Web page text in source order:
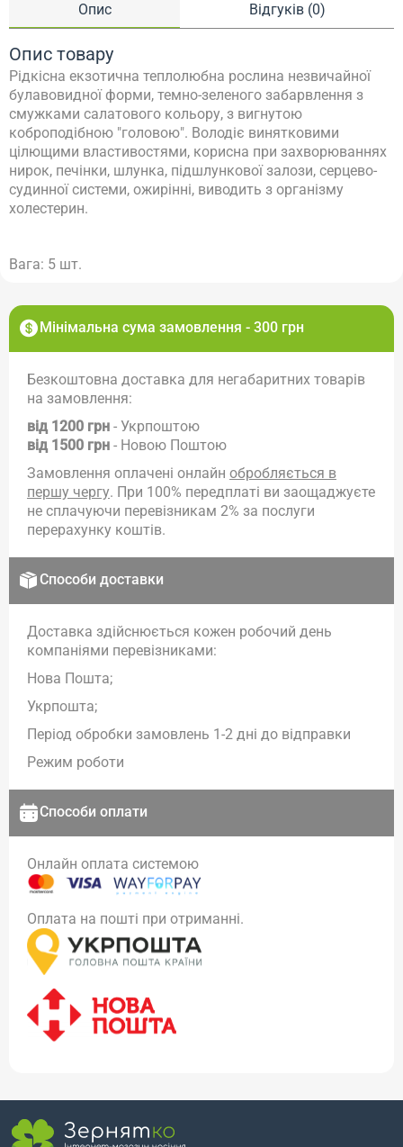
Мінімальна сума замовлення - 300 грн
Безкоштовна доставка для негабаритних товарів
на замовлення:
від 1200 грн - Укрпоштою
від 1500 грн - Новою Поштою
Замовлення оплачені онлайн обробляється в
першу чергу. При 100% передплаті ви заощаджуєте
не сплачуючи перевізникам 2% за послуги
перерахунку коштів.
Способи доставки
Доставка здійснюється кожен робочий день
компаніями перевізниками:
Нова Пошта;
Укрпошта;
Період обробки замовлень 1-2 дні до відправки
Режим роботи
Способи оплати
Онлайн оплата системою
Оплата на пошті при отриманні.
Опис Відгуків (0)
Опис товару
Рідкісна екзотична теплолюбна рослина незвичайної
булавовидної форми, темно-зеленого забарвлення з
смужками салатового кольору, з вигнутою
коброподібною "головою". Володіє винятковими
цілющими властивостями, корисна при захворюваннях
нирок, печінки, шлунка, підшлункової залози, серцево-
судинної системи, ожирінні, виводить з організму
холестерин.
Вага: 5 шт.